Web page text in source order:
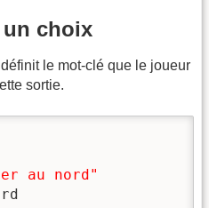
un choix
le mot-clé que le joueur
sortie.
au nord"